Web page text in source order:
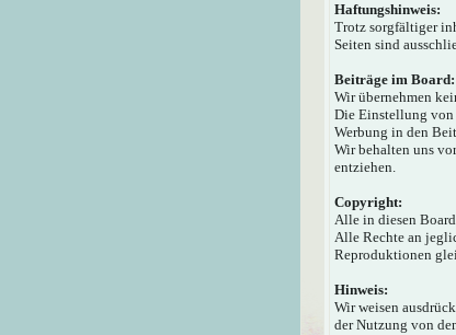
Haftungshinweis:
Trotz sorgfältiger
Seiten sind
Beiträge im Board:
Wir übernehmen
Die Einstellung von
Werbung in den
Wir behalten uns
entziehen.
Copyright:
Alle in diesen
Alle Rechte an
Reproduktionen
Hinweis:
Wir weisen
der Nutzung von